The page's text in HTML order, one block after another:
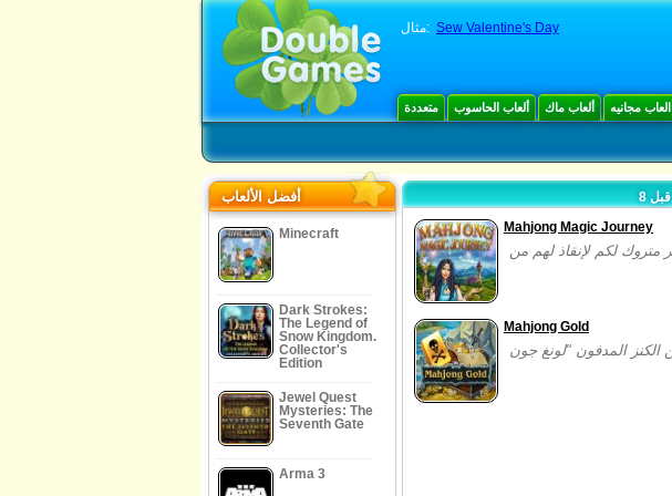
مثال: Sew Valentine's Day
متعددة ألعاب الحاسوب ألعاب ماك العاب مجانيه
أفضل الألعاب
Minecraft
Dark Strokes:
The Legend of
Snow Kingdom.
Collector's
Edition
Jewel Quest
Mysteries: The
Seventh Gate
Arma 3
Mahjong Magic Journey
Mahjong Gold